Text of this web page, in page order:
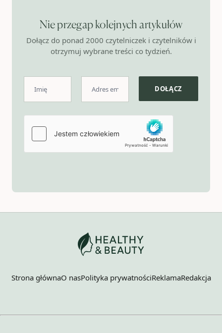
Nie przegap kolejnych artykułów
Dołącz do ponad 2000 czytelniczek i czytelników i
otrzymuj wybrane treści co tydzień.
Strona głównaO nasPolityka prywatnościReklamaRedakcja